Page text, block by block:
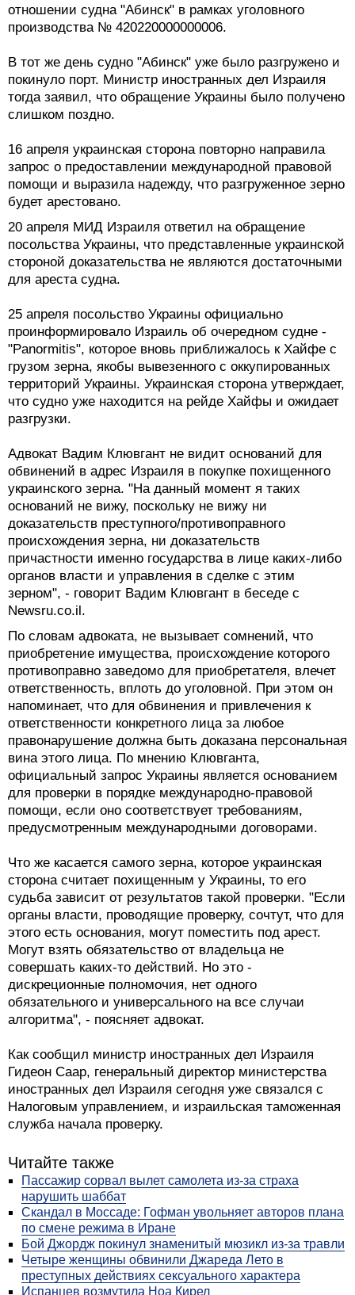
отношении судна "Абинск" в рамках уголовного
производства № 420220000000006.
В тот же день судно "Абинск" уже было разгружено и
покинуло порт. Министр иностранных дел Израиля
тогда заявил, что обращение Украины было получено
слишком поздно.
16 апреля украинская сторона повторно направила
запрос о предоставлении международной правовой
помощи и выразила надежду, что разгруженное зерно
будет арестовано.
20 апреля МИД Израиля ответил на обращение
посольства Украины, что представленные украинской
стороной доказательства не являются достаточными
для ареста судна.
25 апреля посольство Украины официально
проинформировало Израиль об очередном судне -
"Panormitis", которое вновь приближалось к Хайфе с
грузом зерна, якобы вывезенного с оккупированных
территорий Украины. Украинская сторона утверждает,
что судно уже находится на рейде Хайфы и ожидает
разгрузки.
Адвокат Вадим Клювгант не видит оснований для
обвинений в адрес Израиля в покупке похищенного
украинского зерна. "На данный момент я таких
оснований не вижу, поскольку не вижу ни
доказательств преступного/противоправного
происхождения зерна, ни доказательств
причастности именно государства в лице каких-либо
органов власти и управления в сделке с этим
зерном", - говорит Вадим Клювгант в беседе с
Newsru.co.il.
По словам адвоката, не вызывает сомнений, что
приобретение имущества, происхождение которого
противоправно заведомо для приобретателя, влечет
ответственность, вплоть до уголовной. При этом он
напоминает, что для обвинения и привлечения к
ответственности конкретного лица за любое
правонарушение должна быть доказана персональная
вина этого лица. По мнению Клювганта,
официальный запрос Украины является основанием
для проверки в порядке международно-правовой
помощи, если оно соответствует требованиям,
предусмотренным международными договорами.
Что же касается самого зерна, которое украинская
сторона считает похищенным у Украины, то его
судьба зависит от результатов такой проверки. "Если
органы власти, проводящие проверку, сочтут, что для
этого есть основания, могут поместить под арест.
Могут взять обязательство от владельца не
совершать каких-то действий. Но это -
дискреционные полномочия, нет одного
обязательного и универсального на все случаи
алгоритма", - поясняет адвокат.
Как сообщил министр иностранных дел Израиля
Гидеон Саар, генеральный директор министерства
иностранных дел Израиля сегодня уже связался с
Налоговым управлением, и израильская таможенная
служба начала проверку.
Читайте также
Пассажир сорвал вылет самолета из-за страха
нарушить шаббат
Скандал в Моссаде: Гофман увольняет авторов плана
по смене режима в Иране
Бой Джордж покинул знаменитый мюзикл из-за травли
Четыре женщины обвинили Джареда Лето в
преступных действиях сексуального характера
Испанцев возмутила Ноа Кирел